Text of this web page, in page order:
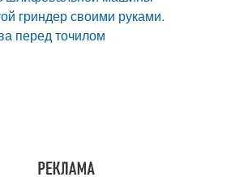
гриндер своими руками.
перед точилом